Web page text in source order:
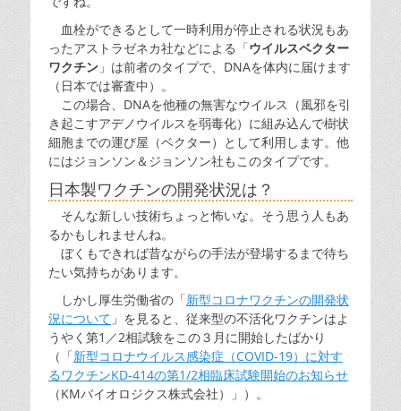
血栓ができるとして一時利用が停止される状況もあ
ったアストラゼネカ社などによる「ウイルスベクター
ワクチン 」は前者のタイプで、DNAを体内に届けます
（日本では審査中）。
この場合、DNAを他種の無害なウイルス（風邪を引
き起こすアデノウイルスを弱毒化）に組み込んで樹状
細胞までの運び屋（ベクター）として利用します。他
にはジョンソン＆ジョンソン社もこのタイプです。
日本製ワクチンの開発状況は？
そんな新しい技術ちょっと怖いな。そう思う人もあ
るかもしれませんね。
ぼくもできれば昔ながらの手法が登場するまで待ち
たい気持ちがあります。
しかし厚生労働省の「新型コロナワクチンの開発状
況について 」を見ると、従来型の不活化ワクチンはよ
うやく第1／2相試験をこの３月に開始したばかり
（「新型コロナウイルス感染症（COVID-19）に対す
るワクチンKD-414の第1/2相臨床試験開始のお知らせ
（KMバイオロジクス株式会社）」）。